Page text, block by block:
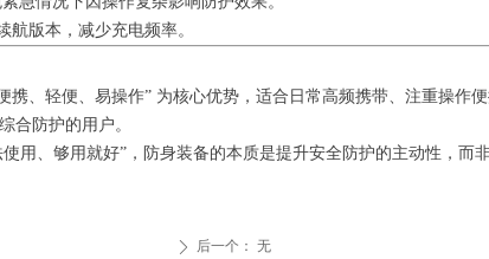
版本，减少充电频率。
携、轻便、易操作” 为核心优势，适合日常高频携带、注重操作
合防护的用户。
用、够用就好”，防身装备的本质是提升安全防护的主动性，而
ꄲ 后一个： 无